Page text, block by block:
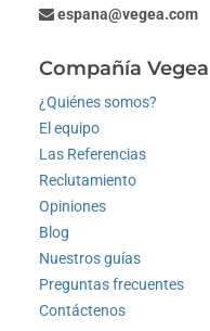
espana@vegea.com
Compañía Vegea
¿Quiénes somos?
El equipo
Las Referencias
Reclutamiento
Opiniones
Blog
Nuestros guías
Preguntas frecuentes
Contáctenos